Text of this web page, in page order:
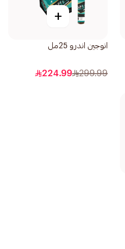
+
انوجين اندرو 25مل
299.99
224.99